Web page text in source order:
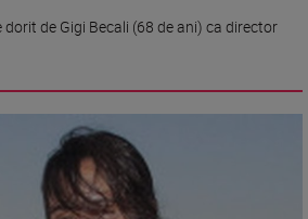
dorit de Gigi Becali (68 de ani) ca director